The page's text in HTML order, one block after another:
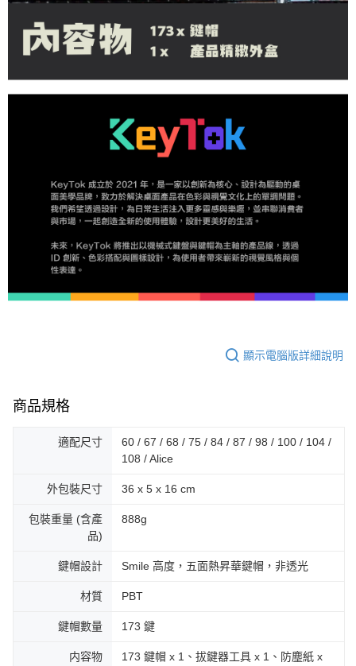
顯示電腦版詳細說明
商品規格
適配尺寸
60 / 67 / 68 / 75 / 84 / 87 / 98 / 100 / 104 /
108 / Alice
外包裝尺寸 36 x 5 x 16 cm
包裝重量 (含產
品)
888g
鍵帽設計 Smile 高度，五面熱昇華鍵帽，非透光
材質 PBT
鍵帽數量 173 鍵
内容物
173 鍵帽 x 1、拔鍵器工具 x 1、防塵紙 x